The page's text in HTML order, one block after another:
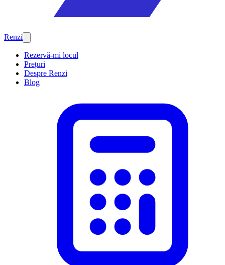
Renzi
Rezervă-mi locul
Prețuri
Despre Renzi
Blog